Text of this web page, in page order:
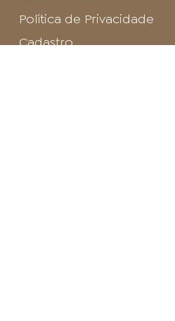
Política de Privacidade
Cadastro